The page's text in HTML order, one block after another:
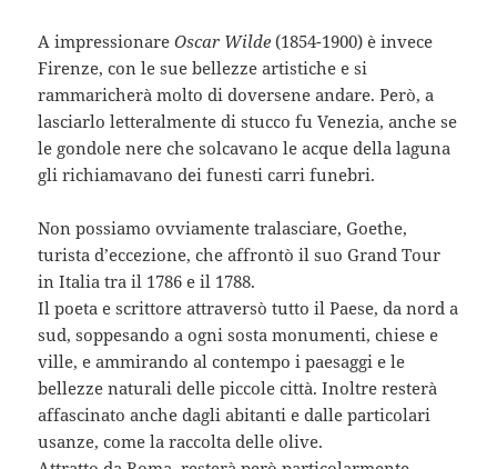
A impressionareOscar Wilde (1854-1900) è invece
Firenze, con le sue bellezze artistiche e si
rammaricherà molto di doversene andare. Però, a
lasciarlo letteralmente di stucco fu Venezia, anche se
le gondole nere che solcavano le acque della laguna
gli richiamavano dei funesti carri funebri.
Non possiamo ovviamente tralasciare, Goethe,
turista d’eccezione, che affrontò il suo Grand Tour
in Italia tra il 1786 e il 1788.
Il poeta e scrittore attraversò tutto il Paese, da nord a
sud, soppesando a ogni sosta monumenti, chiese e
ville, e ammirando al contempo i paesaggi e le
bellezze naturali delle piccole città. Inoltre resterà
affascinato anche dagli abitanti e dalle particolari
usanze, come la raccolta delle olive.